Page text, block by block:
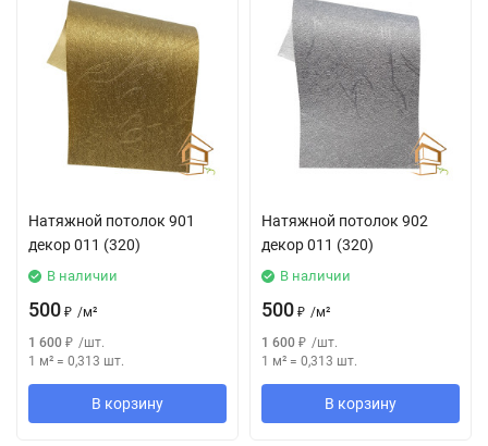
Натяжной потолок 901
декор 011 (320)
В наличии
500 ₽ /м²
1 600 ₽ /шт.
1 м² = 0,313 шт.
В корзину
Натяжной потолок 902
декор 011 (320)
В наличии
500 ₽ /м²
1 600 ₽ /шт.
1 м² = 0,313 шт.
В корзину